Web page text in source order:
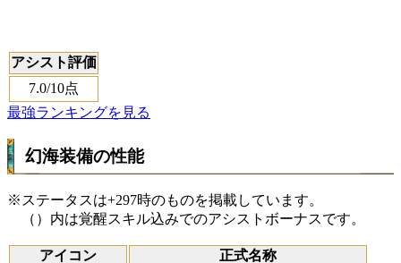
アシスト評価
7.0/10点
最強ランキングを見る
幻海装備の性能
※ステータスは+297時のものを掲載しています。
（）内は覚醒スキル込みでのアシストボーナスです。
アイコン 正式名称